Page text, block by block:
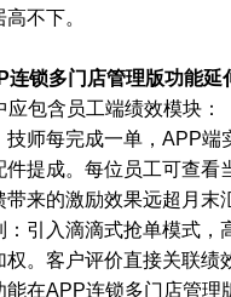
不下。
锁多门店管理版功能延
包含员工端绩效模块：
技师每完成一单，APP端
件提成。每位员工可查看
来的激励效果远超月末
：引入滴滴式抢单模式，
权。客户评价直接关联绩
能在APP连锁多门店管理